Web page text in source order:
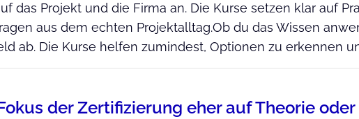
das Projekt und die Firma an. Die Kurse setzen klar auf
aus dem echten Projektalltag.Ob du das Wissen
ab. Die Kurse helfen zumindest, Optionen zu erkennen
der Zertifizierung eher auf Theorie